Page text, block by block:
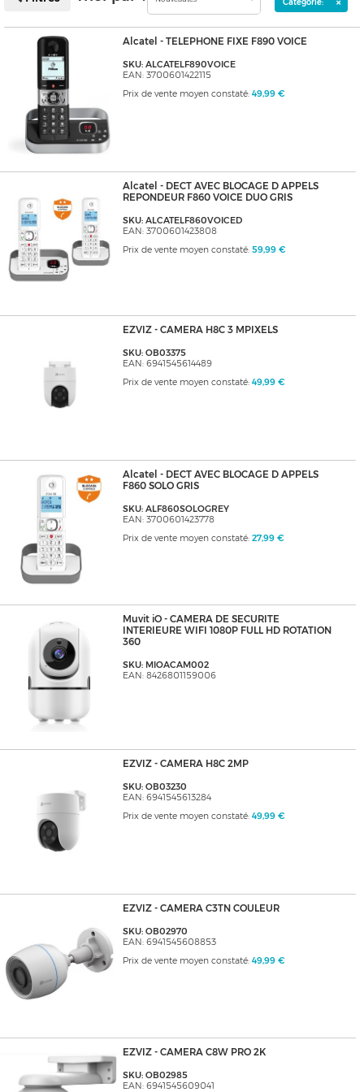
Catégorie:
Alcatel - TELEPHONE FIXE F890 VOICE
SKU: ALCATELF890VOICE
EAN: 3700601422115
Prix de vente moyen constaté: 49,99 €
Alcatel - DECT AVEC BLOCAGE D APPELS
REPONDEUR F860 VOICE DUO GRIS
SKU: ALCATELF860VOICED
EAN: 3700601423808
Prix de vente moyen constaté: 59,99 €
EZVIZ - CAMERA H8C 3 MPIXELS
SKU: OB03375
EAN: 6941545614489
Prix de vente moyen constaté: 49,99 €
Alcatel - DECT AVEC BLOCAGE D APPELS
F860 SOLO GRIS
SKU: ALF860SOLOGREY
EAN: 3700601423778
Prix de vente moyen constaté: 27,99 €
Muvit iO - CAMERA DE SECURITE
INTERIEURE WIFI 1080P FULL HD ROTATION
360
SKU: MIOACAM002
EAN: 8426801159006
EZVIZ - CAMERA H8C 2MP
SKU: OB03230
EAN: 6941545613284
Prix de vente moyen constaté: 49,99 €
EZVIZ - CAMERA C3TN COULEUR
SKU: OB02970
EAN: 6941545608853
Prix de vente moyen constaté: 49,99 €
EZVIZ - CAMERA C8W PRO 2K
SKU: OB02985
EAN: 6941545609041